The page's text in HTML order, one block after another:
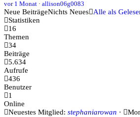
vor 1 Monat · allison06g0083
Neue BeiträgeNichts Neues Alle als
Statistiken
16
Themen
34
Beiträge
5.634
Aufrufe
436
Benutzer
1
Online
Neuestes Mitglied: stephaniarowan ·